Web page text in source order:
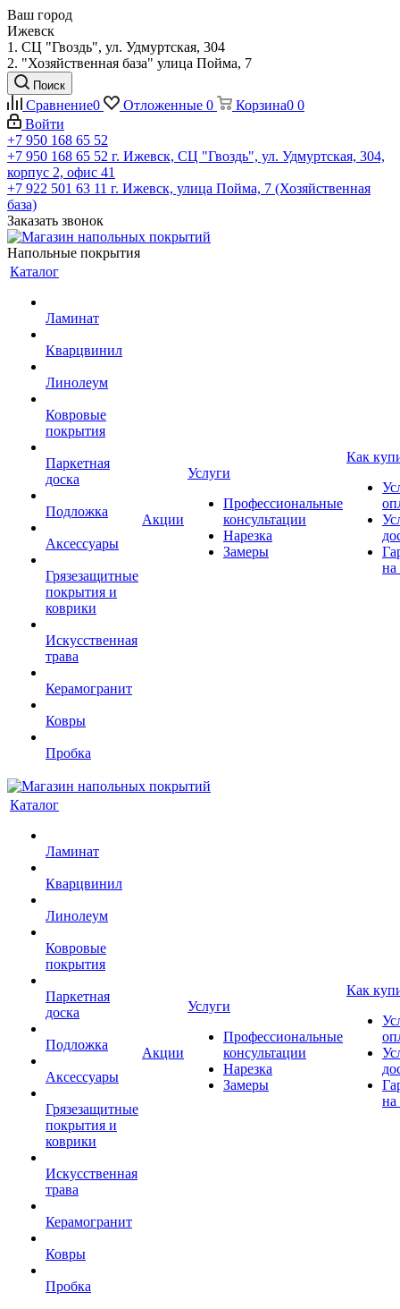
Ваш город
Ижевск
1. СЦ "Гвоздь", ул. Удмуртская, 304
2. "Хозяйственная база" улица Пойма, 7
Поиск
Сравнение0 Отложенные 0 Корзина0 0
Войти
+7 950 168 65 52
+7 950 168 65 52 г. Ижевск, СЦ "Гвоздь", ул. Удмуртская, 304,
корпус 2, офис 41
+7 922 501 63 11 г. Ижевск, улица Пойма, 7 (Хозяйственная
база)
Заказать звонок
Напольные покрытия
Каталог
Ламинат
Кварцвинил
Линолеум
Ковровые
покрытия
Паркетная
доска
Подложка
Аксессуары
Грязезащитные
покрытия и
коврики
Искусственная
трава
Керамогранит
Ковры
Пробка
Акции
Услуги
Профессиональные
консультации
Нарезка
Замеры
Как
на
Каталог
Ламинат
Кварцвинил
Линолеум
Ковровые
покрытия
Паркетная
доска
Подложка
Аксессуары
Грязезащитные
покрытия и
коврики
Искусственная
трава
Керамогранит
Ковры
Пробка
Акции
Услуги
Профессиональные
консультации
Нарезка
Замеры
Как
на